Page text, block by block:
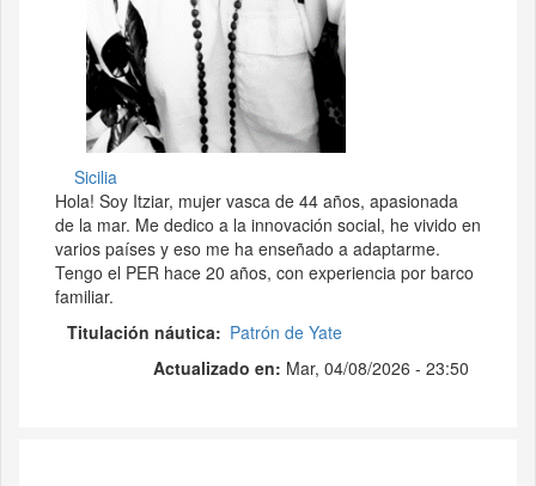
Sicilia
Hola! Soy Itziar, mujer vasca de 44 años, apasionada
de la mar. Me dedico a la innovación social, he vivido en
varios países y eso me ha enseñado a adaptarme.
Tengo el PER hace 20 años, con experiencia por barco
familiar.
Titulación náutica
Patrón de Yate
Actualizado en: Mar, 04/08/2026 - 23:50